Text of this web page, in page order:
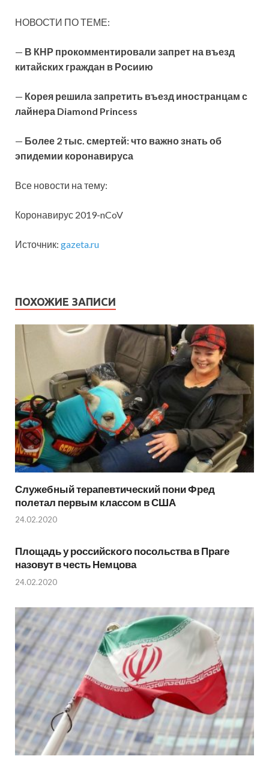
НОВОСТИ ПО ТЕМЕ:
— В КНР прокомментировали запрет на въезд
китайских граждан в Росиию
— Корея решила запретить въезд иностранцам с
лайнера Diamond Princess
— Более 2 тыс. смертей: что важно знать об
эпидемии коронавируса
Все новости на тему:
Коронавирус 2019-nCoV
Источник: gazeta.ru
ПОХОЖИЕ ЗАПИСИ
Служебный терапевтический пони Фред
полетал первым классом в США
24.02.2020
Площадь у российского посольства в Праге
назовут в честь Немцова
24.02.2020